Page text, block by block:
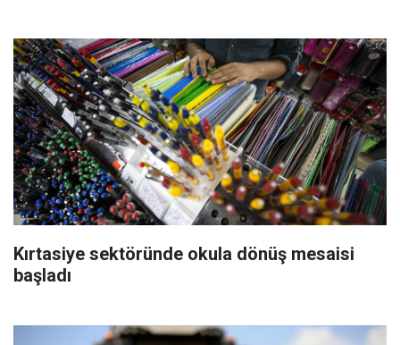
Kırtasiye sektöründe okula dönüş mesaisi
başladı